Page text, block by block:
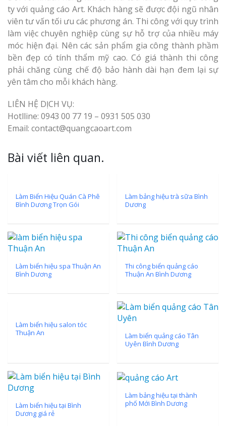
ty với quảng cáo Art. Khách hàng sẽ được đội ngũ nhân
viên tư vấn tối ưu các phương án. Thi công với quy trình
làm việc chuyên nghiệp cùng sự hỗ trợ của nhiều máy
móc hiện đại. Nên các sản phẩm gia công thành phầm
bền đẹp có tính thẩm mỹ cao. Có giá thành thi công
phải chăng cùng chế độ bảo hành dài hạn đem lại sự
yên tâm cho mỗi khách hàng.
LIÊN HỆ DỊCH VỤ:
Hotlline: 0943 00 77 19 – 0931 505 030
Email: contact@quangcaoart.com
Bài viết liên quan.
Làm Biển Hiệu Quán Cà Phê
Bình Dương Trọn Gói
Làm bảng hiệu trà sữa Bình
Dương
Làm biển hiệu spa Thuận An
Bình Dương
Thi công biển quảng cáo
Thuận An Bình Dương
Làm biển hiệu salon tóc
Thuận An
Làm biển quảng cáo Tân
Uyên Bình Dương
Làm biển hiệu tại Bình
Dương giá rẻ
Làm bảng hiệu tại thành
phố Mới Bình Dương